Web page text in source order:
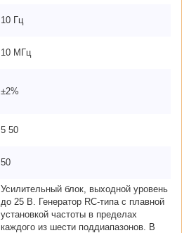
10 Гц
10 МГц
±2%
5 50
50
Усилительный блок, выходной уровень
до 25 В. Генератор RС-типа с плавной
установкой частоты в пределах
каждого из шести поддиапазонов. В